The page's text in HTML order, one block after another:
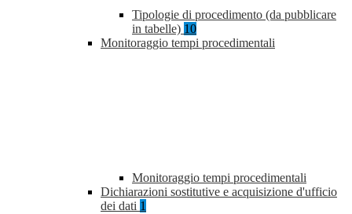
Tipologie di procedimento (da pubblicare
in tabelle) 10
Monitoraggio tempi procedimentali
Monitoraggio tempi procedimentali
Dichiarazioni sostitutive e acquisizione d'ufficio
dei dati 1